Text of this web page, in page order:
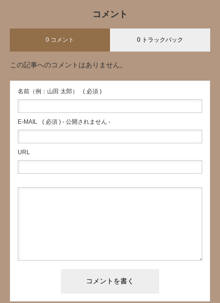
コメント
0 コメント 0 トラックバック
この記事へのコメントはありません。
名前（例：山田 太郎） ( 必須 )
E-MAIL ( 必須 ) - 公開されません -
URL